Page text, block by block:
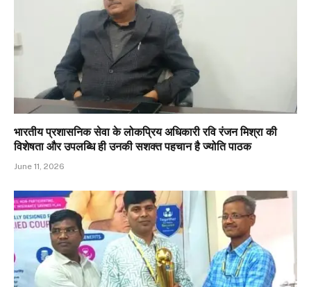
भारतीय प्रशासनिक सेवा के लोकप्रिय अधिकारी रवि रंजन मिश्रा की
विशेषता और उपलब्धि ही उनकी सशक्त पहचान है ज्योति पाठक
June 11, 2026